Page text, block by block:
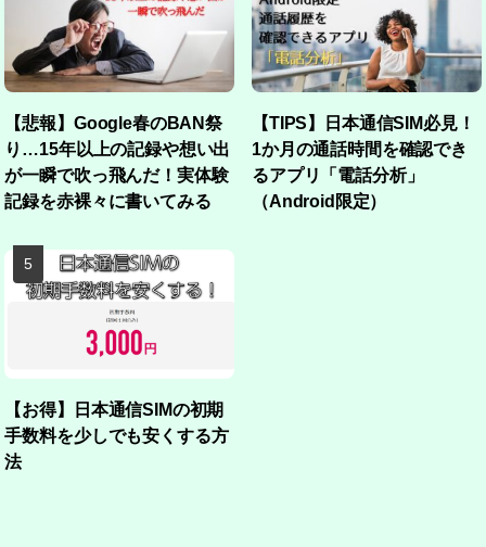
【悲報】Google春のBAN祭
り…15年以上の記録や想い出
が一瞬で吹っ飛んだ！実体験
記録を赤裸々に書いてみる
【TIPS】日本通信SIM必見！
1か月の通話時間を確認でき
るアプリ「電話分析」
（Android限定）
【お得】日本通信SIMの初期
手数料を少しでも安くする方
法